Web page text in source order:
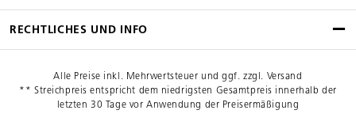
RECHTLICHES UND INFO
Alle Preise inkl. Mehrwertsteuer und ggf. zzgl. Versand
** Streichpreis entspricht dem niedrigsten Gesamtpreis innerhalb der
letzten 30 Tage vor Anwendung der Preisermäßigung